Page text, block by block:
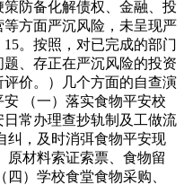
防备化解债权、金融、投
方面严沉风险，未呈现严
。按照，对已完成的部门
、存正在严沉风险的投资
价。）几个方面的自查演
（一）落实食物平安校
常办理查抄轨制及工做流
纠，及时消弭食物平安现
原材料索证索票、食物留
）学校食堂食物采购、